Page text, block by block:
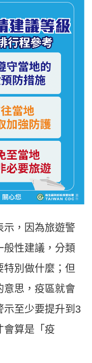
示，因為旅遊警
般性建議，分類
特別做什麼；但
意思，疫區就會
示至少要提升到3
會算是「疫